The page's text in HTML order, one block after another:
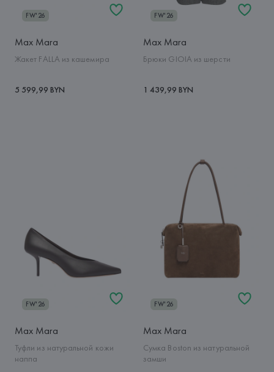
FW'26
Max Mara
Жакет FALLA из кашемира
5 599,99 BYN
FW'26
Max Mara
Брюки GIOIA из шерсти
1 439,99 BYN
FW'26
Max Mara
Туфли из натуральной кожи
наппа
FW'26
Max Mara
Сумка Boston из натуральной
замши